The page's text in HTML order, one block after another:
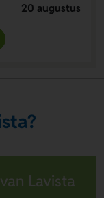
20 augustus
Lavista